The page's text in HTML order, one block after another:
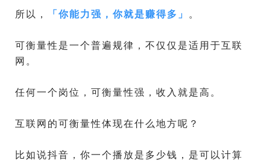
所以， 「你能力强，你就是赚得多 」 。
可衡量性是一个普遍规律，不仅仅是适用于互联
网。
任何一个岗位，可衡量性强，收入就是高。
互联网的可衡量性体现在什么地方呢？
比如说抖音，你一个播放是多少钱，是可以计算